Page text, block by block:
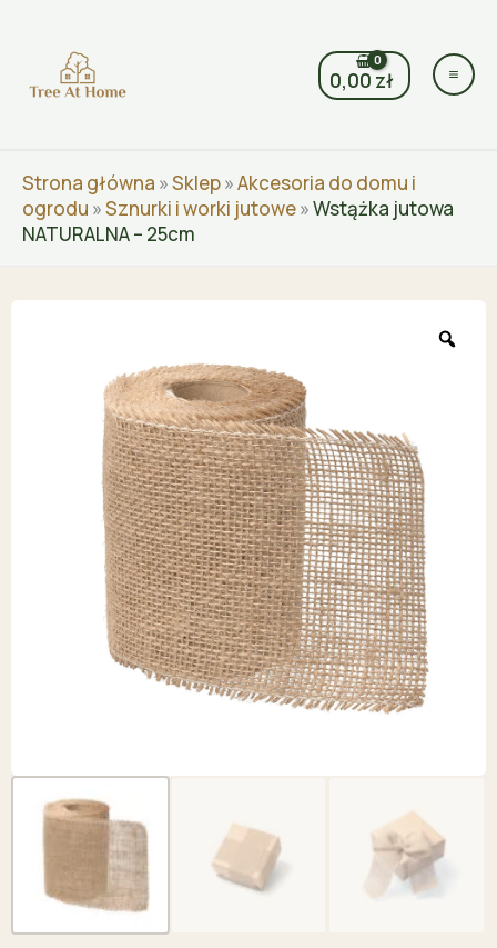
0,00 zł
Strona główna »Sklep»Akcesoria do domu i
ogrodu »Sznurki i worki jutowe»Wstążka jutowa
NATURALNA – 25cm